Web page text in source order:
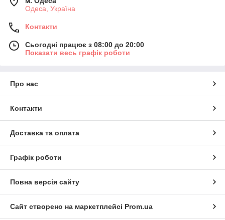
Одеса, Україна
Контакти
Сьогодні працює з 08:00 до 20:00
Показати весь графік роботи
Про нас
Контакти
Доставка та оплата
Графік роботи
Повна версія сайту
Сайт створено на маркетплейсі Prom.ua